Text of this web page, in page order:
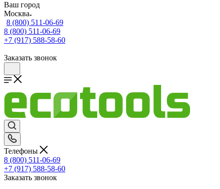
Ваш город
Москва
8 (800) 511-06-69
8 (800) 511-06-69
+7 (917) 588-58-60
Заказать звонок
Телефоны
8 (800) 511-06-69
+7 (917) 588-58-60
Заказать звонок